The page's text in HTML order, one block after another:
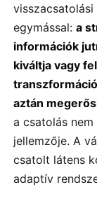
egymással: a
információk
kiváltja vagy
aztán
a csatolás
jellemzője. A
csatolt látens
adaptív